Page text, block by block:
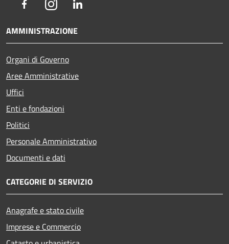
FacebookInstagram
AMMINISTRAZIONE
Organi di Governo
Aree Amministrative
Uffici
Enti e fondazioni
Politici
Personale Amministrativo
Documenti e dati
CATEGORIE DI SERVIZIO
Anagrafe e stato civile
Imprese e Commercio